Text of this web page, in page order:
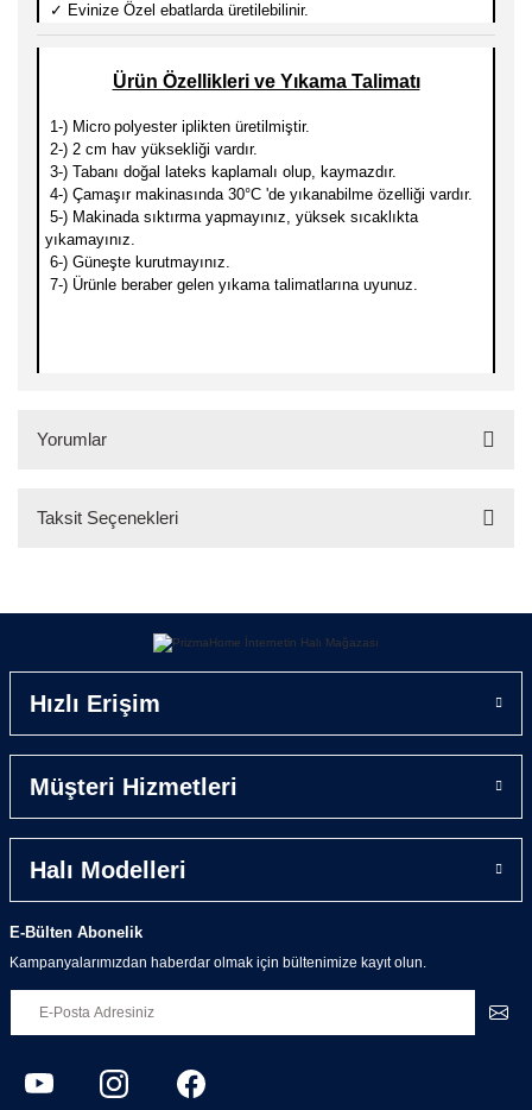
✓ Evinize Özel ebatlarda üretilebilinir.
Ürün Özellikleri ve Yıkama Talimatı
1-) Micro polyester iplikten üretilmiştir.
2-) 2 cm hav yüksekliği vardır.
3-) Tabanı doğal lateks kaplamalı olup, kaymazdır.
4-) Çamaşır makinasında 30°C 'de yıkanabilme özelliği vardır.
5-) Makinada sıktırma yapmayınız, yüksek sıcaklıkta
yıkamayınız.
6-) Güneşte kurutmayınız.
7-) Ürünle beraber gelen yıkama talimatlarına uyunuz.
Yorumlar
Yorum Yaz
Taksit Seçenekleri
Hızlı Erişim
Müşteri Hizmetleri
Halı Modelleri
E-Bülten Abonelik
Kampanyalarımızdan haberdar olmak için bültenimize kayıt olun.